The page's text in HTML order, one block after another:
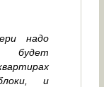
надо
будет
и